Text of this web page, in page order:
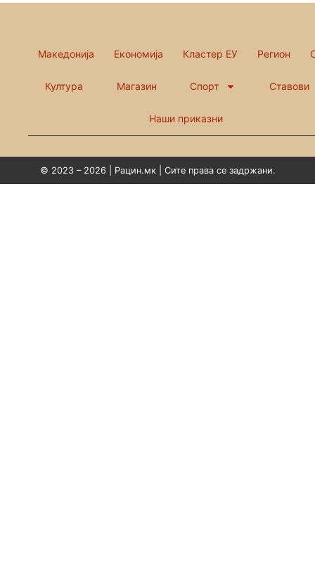
Македонија Економија Кластер ЕУ Регион
Култура Магазин Спорт Ставови
Наши приказни
© 2023 – 2026 | Рацин.мк | Сите права се задржани.